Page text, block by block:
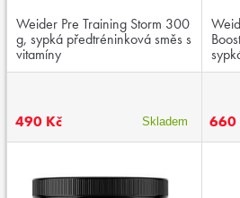
Weider Pre Training Storm 300
g, sypká předtréninková směs s
vitamíny
490 Kč Skladem 660